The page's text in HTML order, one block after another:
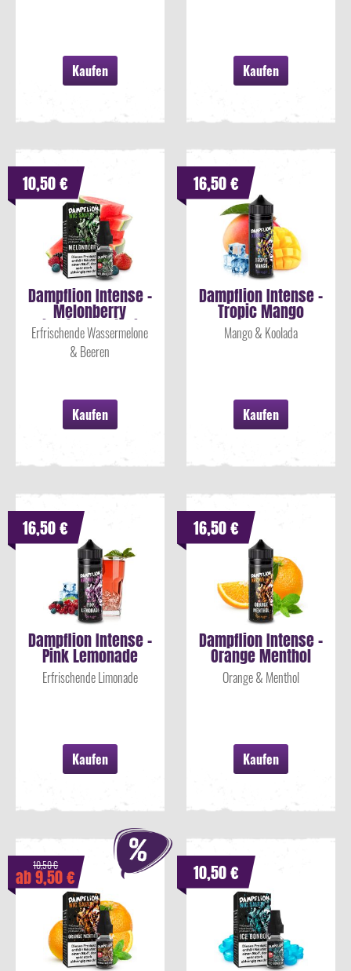
Kaufen Kaufen
Dampflion Intense -
Melonberry
Nikotinsalz Liquid
Erfrischende Wassermelone
& Beeren
Kaufen
10,50 €
Dampflion Intense -
Tropic Mango
Aroma 10ml
Mango & Koolada
Kaufen
16,50 €
Dampflion Intense -
Pink Lemonade
Aroma 10ml
Erfrischende Limonade
Kaufen
16,50 €
Dampflion Intense -
Orange Menthol
Aroma 10ml
Orange & Menthol
Kaufen
16,50 €
ab 9,50 €
10,50 € 10,50 €